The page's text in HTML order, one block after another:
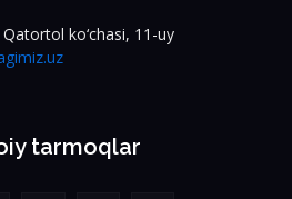
ko‘chasi, 11-uy
tarmoqlar